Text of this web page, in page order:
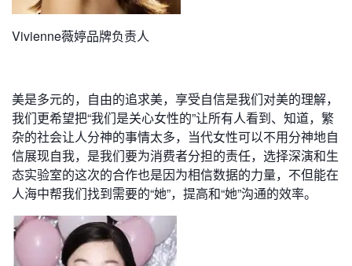
Vivienne薇婷品牌负责人
美是多元的，自由的追求美，享受自信是我们对美的理解，
我们更希望把“我们是关心女性的”让所有人看到、知道，繁
杂的社会让人分神的事情太多，当代女性可以不用分神地自
信展现自我，是我们要为消费者分担的责任，选择深演和生
态实验室的这次的合作也是因为相信数据的力量，不但能在
人海中帮我们找到需要的“她”，提高和“她”沟通的效率。